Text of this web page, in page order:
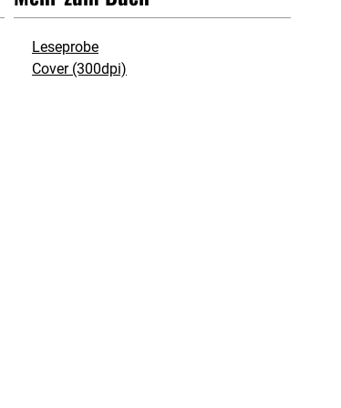
Leseprobe
Cover (300dpi)